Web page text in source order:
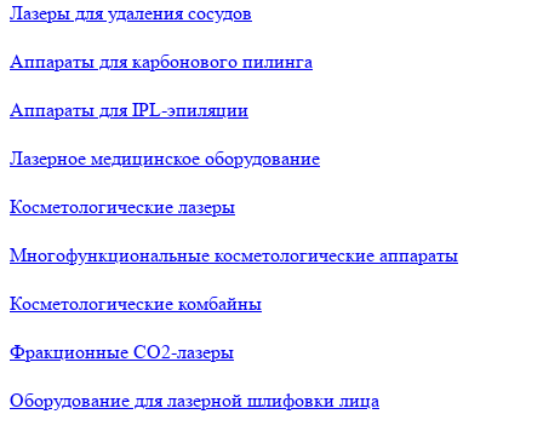
Лазеры для удаления сосудов
Аппараты для карбонового пилинга
Аппараты для IPL-эпиляции
Лазерное медицинское оборудование
Косметологические лазеры
Многофункциональные косметологические аппараты
Косметологические комбайны
Фракционные СО2-лазеры
Оборудование для лазерной шлифовки лица